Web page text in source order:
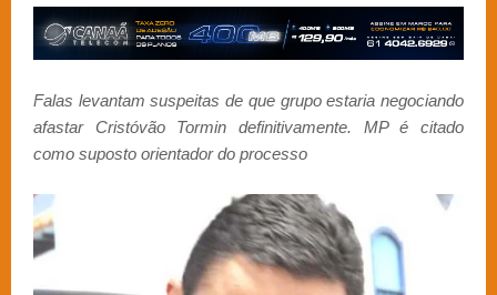
Falas levantam suspeitas de que grupo estaria negociando
afastar Cristóvão Tormin definitivamente. MP é citado
como suposto orientador do processo